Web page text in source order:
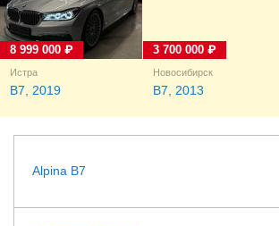
Истра
B7, 2019
8 999 000 ₽
Новосибирск
B7, 2013
3 700 000 ₽
Alpina B7